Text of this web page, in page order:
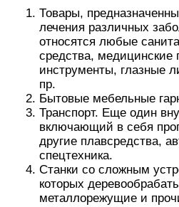
Товары,
лечения различных
относятся любые
средства, медицинские
инструменты, глазные
пр.
Бытовые мебельные
Транспорт. Еще один
включающий в себя
другие плавсредства,
спецтехника.
Станки со сложным
которых
металлорежущие и